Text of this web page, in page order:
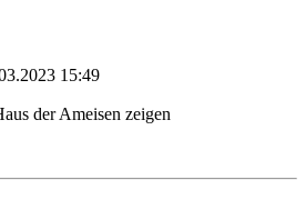
15:49
der Ameisen zeigen